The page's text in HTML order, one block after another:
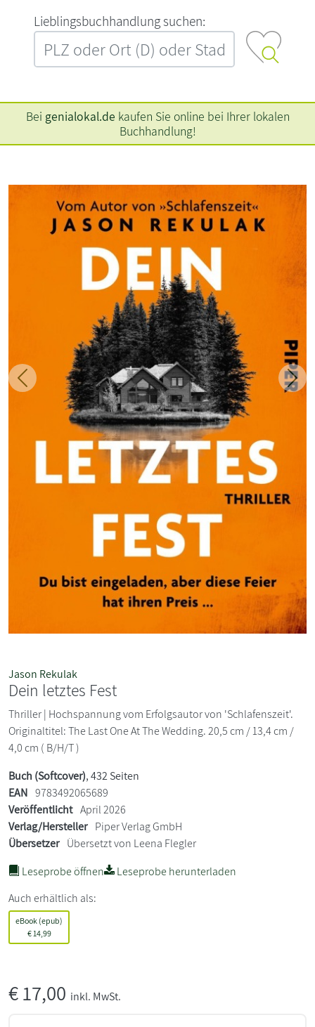
L‍i‍e‍b‍l‍i‍n‍g‍s‍b‍u‍c‍h‍h‍a‍n‍d‍l‍u‍n‍g‍ ‍s‍u‍c‍h‍e‍n‍:‍
Bei genialokal.de kaufen Sie online bei Ihrer lokalen
Buchhandlung!
Zurück
Jason Rekulak
Dein letztes Fest
Thriller | Hochspannung vom Erfolgsautor von 'Schlafenszeit'.
Originaltitel: The Last One At The Wedding. 20,5 cm / 13,4 cm /
4,0 cm ( B/H/T )
Buch (Softcover), 432 Seiten
EAN 9783492065689
Veröffentlicht April 2026
Verlag/Hersteller Piper Verlag GmbH
Übersetzer Übersetzt von Leena Flegler
Leseprobe öffnen
Leseprobe herunterladen
Auch erhältlich als:
eBook (epub)
€14,99
€17,00 inkl. MwSt.